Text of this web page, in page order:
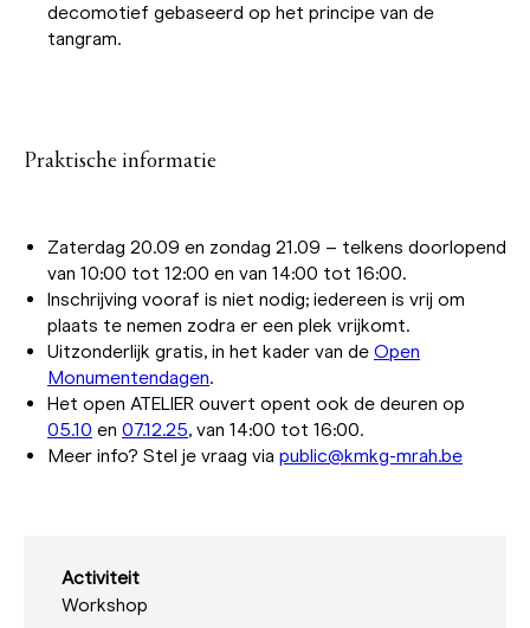
decomotief gebaseerd op het principe van de
tangram.
Praktische informatie
Zaterdag 20.09 en zondag 21.09 – telkens doorlopend
van 10:00 tot 12:00 en van 14:00 tot 16:00.
Inschrijving vooraf is niet nodig; iedereen is vrij om
plaats te nemen zodra er een plek vrijkomt.
Uitzonderlijk gratis, in het kader van de Open
Monumentendagen.
Het open ATELIER ouvert opent ook de deuren op
05.10 en 07.12.25, van 14:00 tot 16:00.
Meer info? Stel je vraag via public@kmkg-mrah.be
Activiteit
Workshop